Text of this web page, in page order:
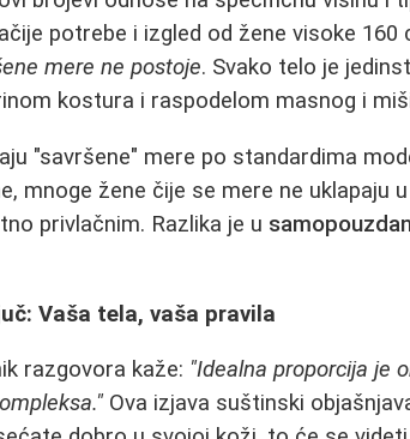
potrebe i izgled od žene visoke
mere ne postoje. Svako telo je
kostura i raspodelom masnog i
"savršene" mere po standardima
mnoge žene čije se mere ne uklapaju
privlačnim. Razlika je u
Vaša tela, vaša pravila
razgovora kaže: "Idealna proporcija je
Ova izjava suštinski